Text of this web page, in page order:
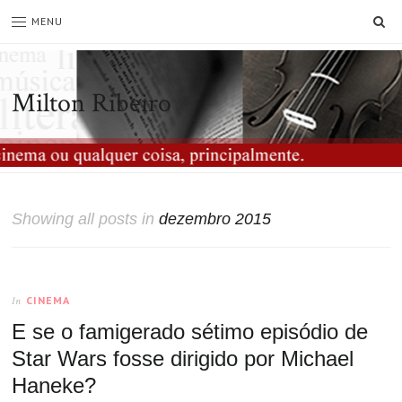
MENU
Milton Ribeiro
Showing all posts indezembro 2015
In CINEMA
E se o famigerado sétimo episódio de
Star Wars fosse dirigido por Michael
Haneke?